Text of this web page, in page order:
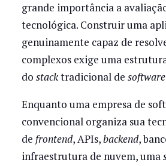
grande importância a
tecnológica. Construir uma
genuinamente capaz de
complexos exige uma
do stacktradicional de software
Enquanto uma empresa de
convencional organiza sua
de frontend, APIs,backend,
infraestrutura de nuvem, uma